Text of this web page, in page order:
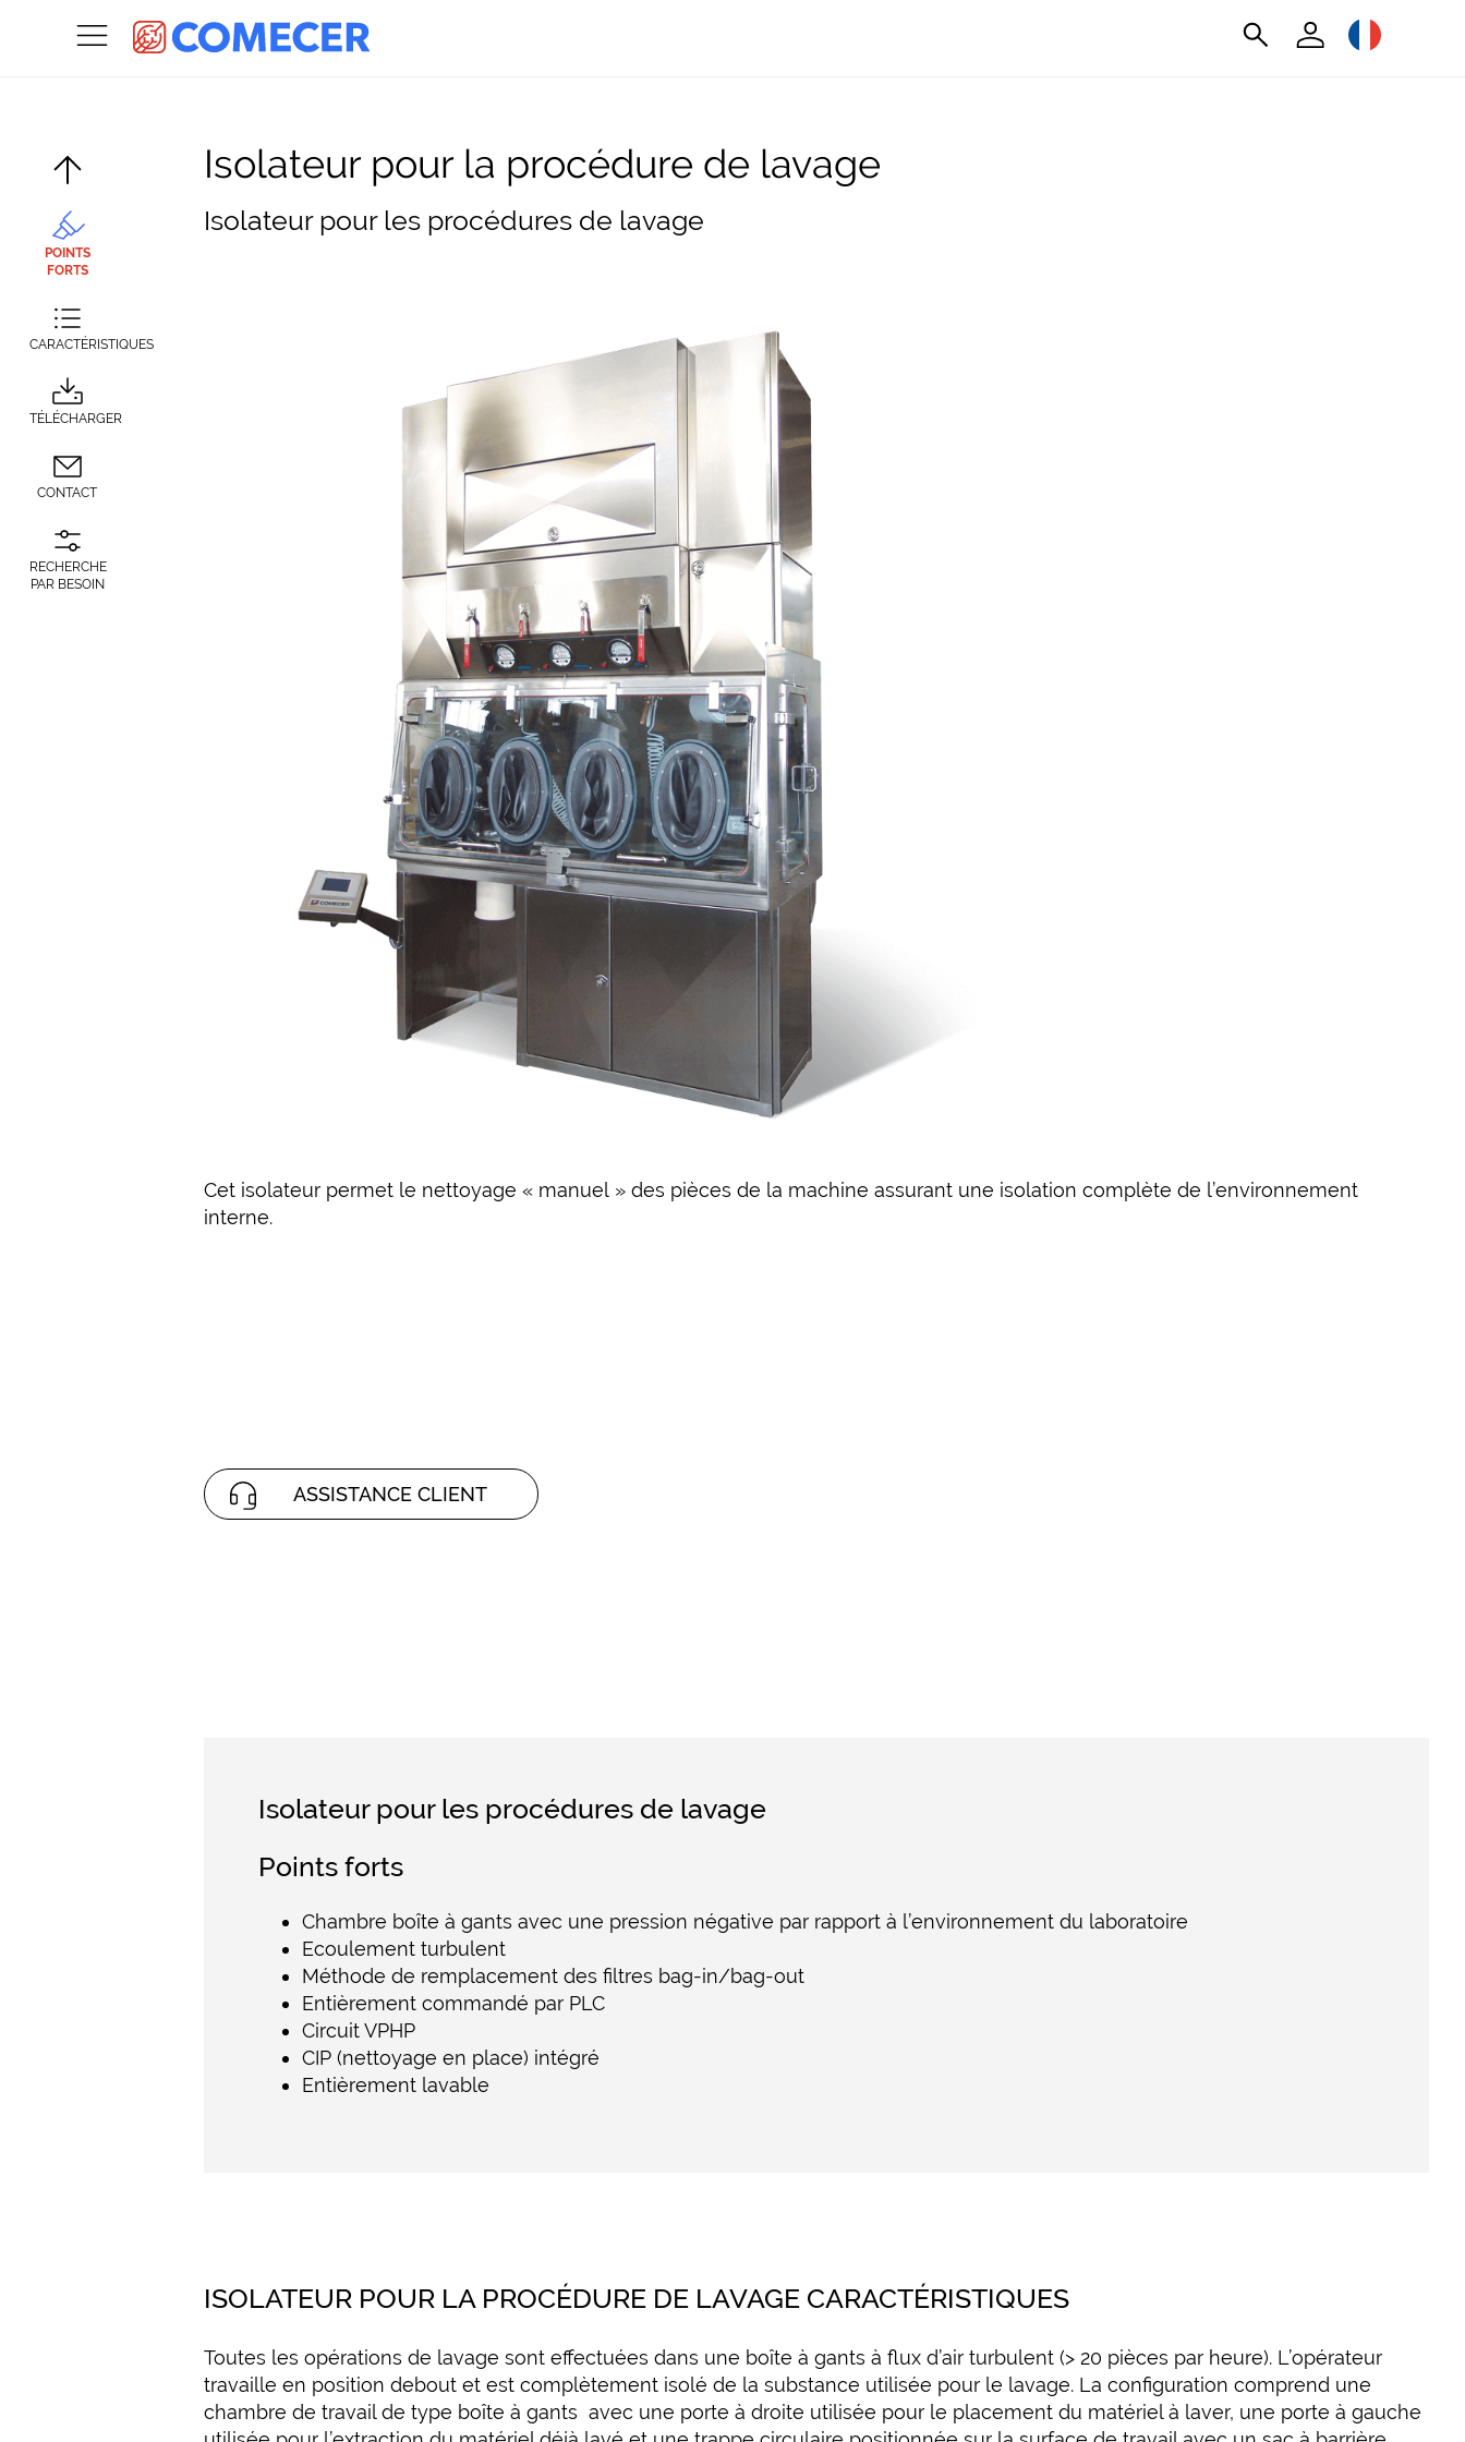
POINTS
FORTS
CARACTÉRISTIQUES
TÉLÉCHARGER
CONTACT
RECHERCHE
PAR BESOIN
Isolateur pour la procédure de lavage
Isolateur pour les procédures de lavage
Cet isolateur permet le nettoyage « manuel » des pièces de la machine assurant une isolation complète de l’environnement
interne.
ASSISTANCE CLIENT
Isolateur pour les procédures de lavage
Points forts
Chambre boîte à gants avec une pression négative par rapport à l’environnement du laboratoire
Ecoulement turbulent
Méthode de remplacement des filtres bag-in/bag-out
Entièrement commandé par PLC
Circuit VPHP
CIP (nettoyage en place) intégré
Entièrement lavable
ISOLATEUR POUR LA PROCÉDURE DE LAVAGE CARACTÉRISTIQUES
Toutes les opérations de lavage sont effectuées dans une boîte à gants à flux d’air turbulent (> 20 pièces par heure). L’opérateur
travaille en position debout et est complètement isolé de la substance utilisée pour le lavage. La configuration comprend une
chambre de travail de type boîte à gants avec une porte à droite utilisée pour le placement du matériel à laver, une porte à gauche